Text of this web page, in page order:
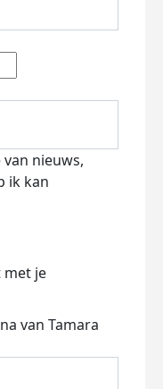
nieuws,
ik kan
met je
van Tamara